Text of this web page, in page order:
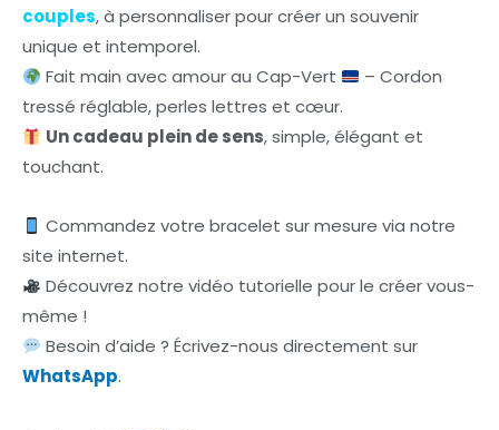
couples, à personnaliser pour créer un souvenir
unique et intemporel.
Fait main avec amour au Cap-Vert
– Cordon
tressé réglable, perles lettres et cœur.
Un cadeau plein de sens, simple, élégant et
touchant.
Commandez votre bracelet sur mesure via notre
site internet.
Découvrez notre vidéo tutorielle pour le créer vous-
même !
Besoin d’aide ? Écrivez-nous directement sur
WhatsApp.